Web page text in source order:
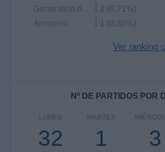
2 (0,71%)
Amistoso
1 (0,35%)
Ver ranking
Nº DE PARTIDOS POR
LUNES
32
MARTES
1 3